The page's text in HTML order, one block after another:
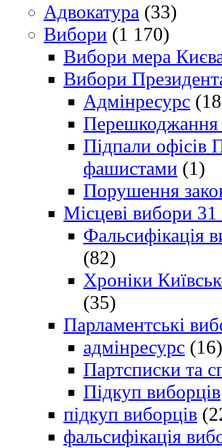
Адвокатура (33)
Вибори (1 170)
Вибори мера
Вибори
Адмінресурс
Перешкоджання
Підпали офісів
фашистами (1)
Порушення
Місцеві вибори
Фальсифікація
(82)
Хроніки
(35)
Парламентські
адмінресурс (16)
Партсписки та
Підкуп виборців
підкуп виборців
фальсифікація